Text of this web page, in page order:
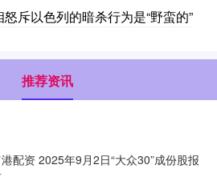
斥以色列的暗杀行为是“野蛮的”
推荐资讯
配资 2025年9月2日“大众30”成份股报